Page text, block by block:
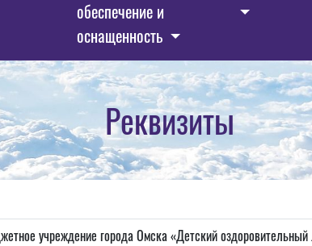
обеспечение и
оснащенность
Реквизиты
учреждение города Омска «Детский